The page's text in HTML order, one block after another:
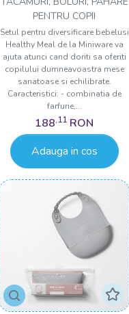
materiale naturale
biodegradabile, 3 piese,
Toffee/Peach
PENTRU COPII
Setul pentru diversificare bebelusi
Healthy Meal de la Miniware va
ajuta atunci cand doriti sa oferiti
copilului dumneavoastra mese
sanatoase si echilibrate.
Caracteristici: - combinatia de
farfurie,...
188,11 RON
Adauga in cos